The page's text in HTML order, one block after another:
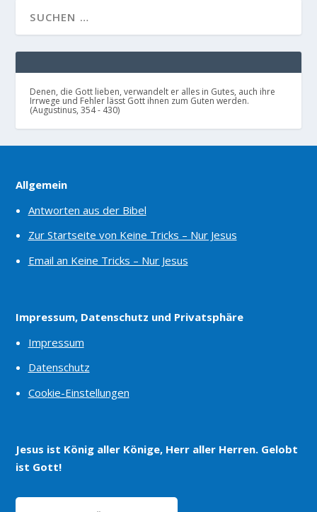
Denen, die Gott lieben, verwandelt er alles in Gutes, auch ihre
Irrwege und Fehler lässt Gott ihnen zum Guten werden.
(Augustinus, 354 - 430)
Allgemein
Antworten aus der Bibel
Zur Startseite von Keine Tricks – Nur Jesus
Email an Keine Tricks – Nur Jesus
Impressum, Datenschutz und Privatsphäre
Impressum
Datenschutz
Cookie-Einstellungen
Jesus ist König aller Könige, Herr aller Herren. Gelobt
ist Gott!